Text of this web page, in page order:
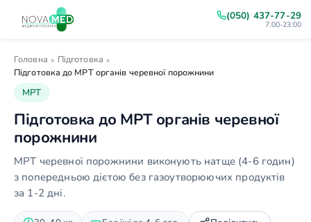
(050) 437-77-29
7:00-23:00
Головна » Підготовка »
Підготовка до МРТ органів черевної порожнини
МРТ
Підготовка до МРТ органів черевної
порожнини
МРТ черевної порожнини виконують натще (4-6 годин)
з попередньою дієтою без газоутворюючих продуктів
за 1-2 дні.